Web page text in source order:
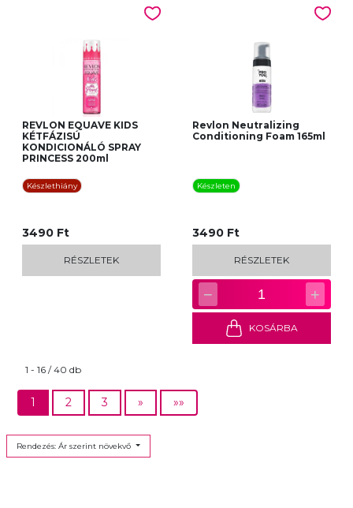
REVLON EQUAVE KIDS
KÉTFÁZISÚ
KONDICIONÁLÓ SPRAY
PRINCESS 200ml
Készlethiány
3490 Ft
RÉSZLETEK
Revlon Neutralizing
Conditioning Foam 165ml
Készleten
3490 Ft
RÉSZLETEK
− 1 +
KOSÁRBA
1 - 16 / 40 db
1 2 3 » »»
Rendezés: Ár szerint növekvő